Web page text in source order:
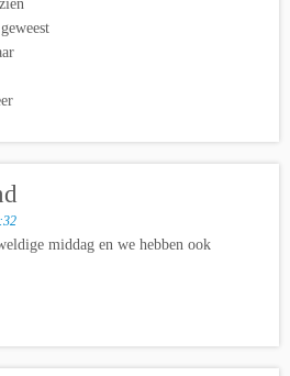
middag en we hebben ook